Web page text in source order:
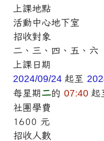
上課地點
活動中心地下室
招收對象
二、三、四、五、六
上課日期
2024/09/24 起至
每星期 二的 07:40 起
社團學費
1600 元
招收人數